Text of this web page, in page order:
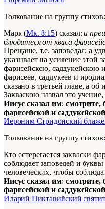
Толкование на группу стихов:
Марк (Мк. 8:15) сказал: и
блюдитеся от кваса
Прещаше, т.е. заповедал; а
указывает на усиление этой
фарисейскою, саддукейскою
фарисеев, саддукеев и
сказано в третьей главе, а
Закваскою назвал это
Иисус сказал им: смотрите,
фарисейской и
Иероним Стридонский
Толкование на группу стихов:
Кто остерегается закваски
соблюдает заповедей и
человеческих, чтобы
Иисус сказал им: смотрите,
фарисейской и
Иларий Пиктавийский